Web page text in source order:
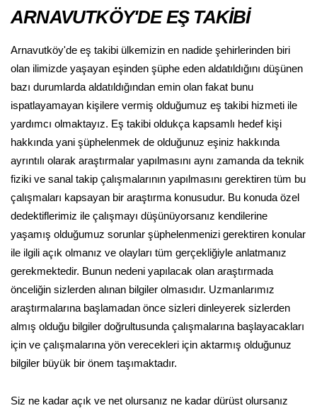
ARNAVUTKÖY'DE EŞ TAKİBİ
Arnavutköy'de eş takibi ülkemizin en nadide şehirlerinden biri
olan ilimizde yaşayan eşinden şüphe eden aldatıldığını düşünen
bazı durumlarda aldatıldığından emin olan fakat bunu
ispatlayamayan kişilere vermiş olduğumuz eş takibi hizmeti ile
yardımcı olmaktayız. Eş takibi oldukça kapsamlı hedef kişi
hakkında yani şüphelenmek de olduğunuz eşiniz hakkında
ayrıntılı olarak araştırmalar yapılmasını aynı zamanda da teknik
fiziki ve sanal takip çalışmalarının yapılmasını gerektiren tüm bu
çalışmaları kapsayan bir araştırma konusudur. Bu konuda özel
dedektiflerimiz ile çalışmayı düşünüyorsanız kendilerine
yaşamış olduğumuz sorunlar şüphelenmenizi gerektiren konular
ile ilgili açık olmanız ve olayları tüm gerçekliğiyle anlatmanız
gerekmektedir. Bunun nedeni yapılacak olan araştırmada
önceliğin sizlerden alınan bilgiler olmasıdır. Uzmanlarımız
araştırmalarına başlamadan önce sizleri dinleyerek sizlerden
almış olduğu bilgiler doğrultusunda çalışmalarına başlayacakları
için ve çalışmalarına yön verecekleri için aktarmış olduğunuz
bilgiler büyük bir önem taşımaktadır.
Siz ne kadar açık ve net olursanız ne kadar dürüst olursanız